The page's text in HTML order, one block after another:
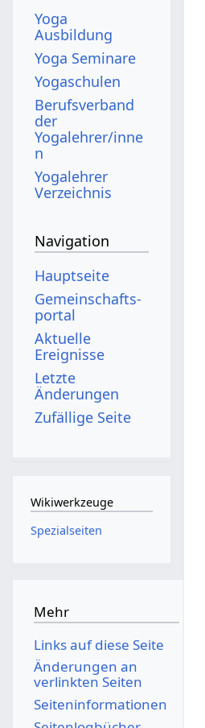
Yoga
Ausbildung
Yoga Seminare
Yogaschulen
Berufsverband
der
Yogalehrer/inne
n
Yogalehrer
Verzeichnis
Navigation
Hauptseite
Gemeinschafts­
portal
Aktuelle
Ereignisse
Letzte
Änderungen
Zufällige Seite
Wikiwerkzeuge
Spezialseiten
Mehr
Links auf diese Seite
Änderungen an
verlinkten Seiten
Seiten­­informationen